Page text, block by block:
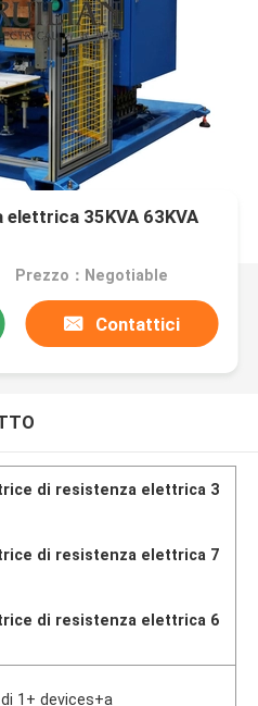
35KVA 63KVA
Prezzo：Negotiable
Contattici
di resistenza elettrica 3
di resistenza elettrica 7
di resistenza elettrica 6
1+ devices+a